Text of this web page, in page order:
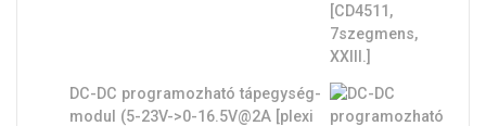
DC-DC programozható tápegység-
modul (5-23V->0-16.5V@2A [plexi